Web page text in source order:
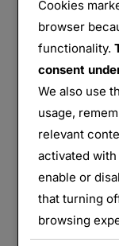
Le
par
Cookies
browser
functionality.
consent
We also use
usage,
relevant
activated
enable or
that turning
browsing